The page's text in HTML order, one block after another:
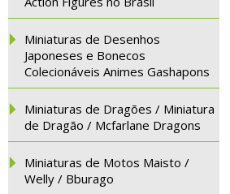
Miniaturas de Desenhos
Japoneses e Bonecos
Colecionáveis Animes Gashapons
Miniaturas de Dragões / Miniatura
de Dragão / Mcfarlane Dragons
Miniaturas de Motos Maisto /
Welly / Bburago